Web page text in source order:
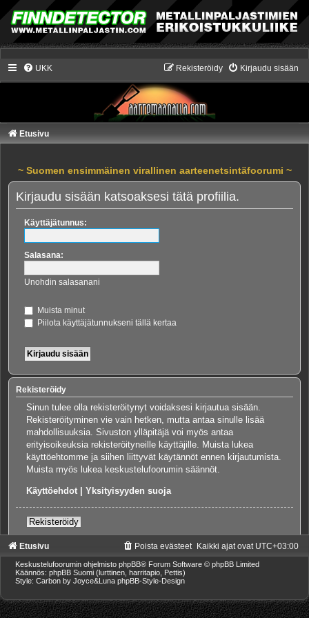
UKK Kirjaudu sisään
Rekisteröidy
Etusivu
~ Suomen ensimmäinen virallinen aarteenetsintäfoorumi ~
Kirjaudu sisään katsoaksesi tätä profiilia.
Käyttäjätunnus:
Salasana:
Unohdin salasanani
Muista minut
Piilota käyttäjätunnukseni tällä kertaa
Rekisteröidy
Sinun tulee olla rekisteröitynyt voidaksesi kirjautua sisään.
Rekisteröityminen vie vain hetken, mutta antaa sinulle lisää
mahdollisuuksia. Sivuston ylläpitäjä voi myös antaa
erityisoikeuksia rekisteröityneille käyttäjille. Muista lukea
käyttöehtomme ja siihen liittyvät käytännöt ennen kirjautumista.
Muista myös lukea keskustelufoorumin säännöt.
Käyttöehdot| Yksityisyyden suoja
Rekisteröidy
Etusivu Kaikki ajat ovat UTC+03:00
Poista evästeet
Keskustelufoorumin ohjelmisto phpBB® Forum Software © phpBB Limited
Käännös: phpBB Suomi (lurttinen, harritapio, Pettis)
Style: Carbon by Joyce&Luna phpBB-Style-Design